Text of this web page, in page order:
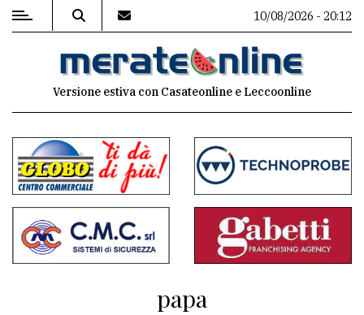
MENU
commenti
Contenuti
del
sito
10/08/2026 - 20:12
Versione estiva con Casateonline e Leccoonline
papa